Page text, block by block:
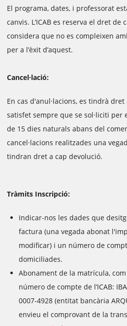
El programa, dates, i professorat
canvis. L’ICAB es reserva el dret de
considera que no es compleixen
per a l’èxit d’aquest.
Cancel·lació:
En cas d'anul·lacions, es tindrà
satisfet sempre que se sol·liciti per
de 15 dies naturals abans del
cancel·lacions realitzades una
tindran dret a cap devolució.
Tràmits Inscripció:
Indicar-nos les dades que
factura (una vegada abonat
modificar) i un número de
domiciliades.
Abonament de la matrícula,
número de compte de l’ICAB:
0007-4928 (entitat bancària
envieu el comprovant de la